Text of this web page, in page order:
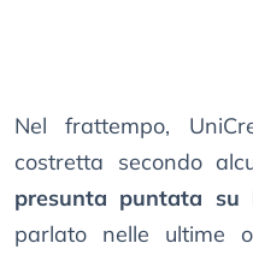
Nel frattempo,
costretta secondo
presunta puntata su
parlato nelle ultime